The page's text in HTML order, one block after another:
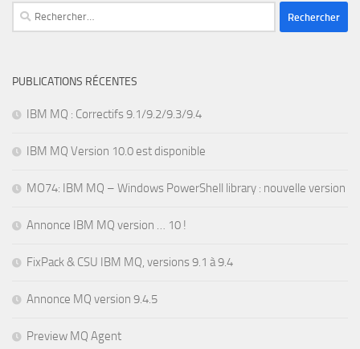
Rechercher :
PUBLICATIONS RÉCENTES
IBM MQ : Correctifs 9.1/9.2/9.3/9.4
IBM MQ Version 10.0 est disponible
MO74: IBM MQ – Windows PowerShell library : nouvelle version
Annonce IBM MQ version … 10 !
FixPack & CSU IBM MQ, versions 9.1 à 9.4
Annonce MQ version 9.4.5
Preview MQ Agent